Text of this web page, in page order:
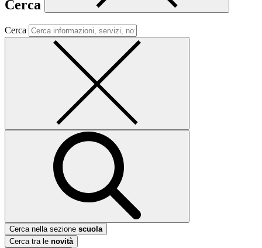
Cerca
Cerca
Cerca nella sezione scuola
Cerca tra le novità